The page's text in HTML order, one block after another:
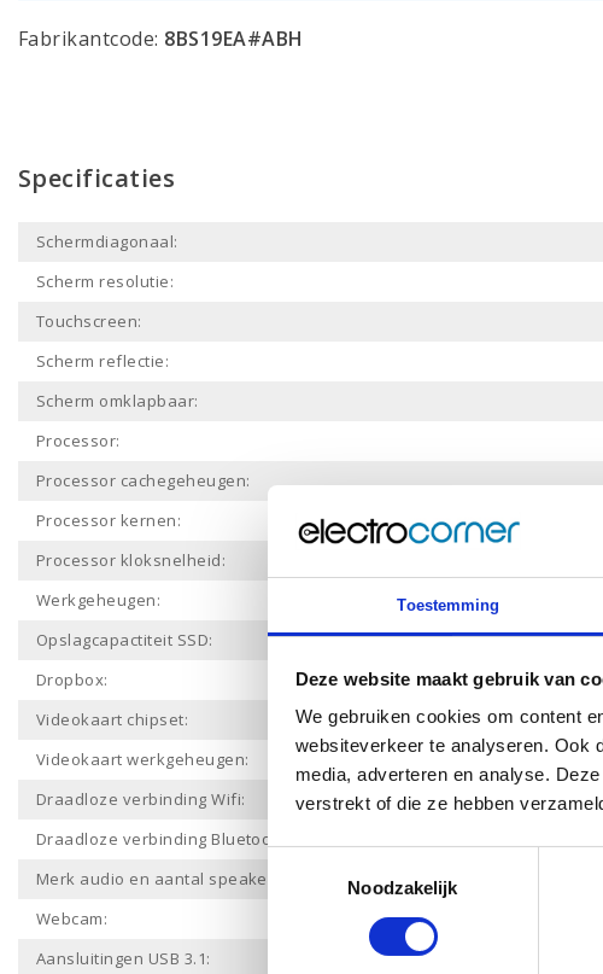
Toestemming
Deze website maakt gebruik van
We gebruiken cookies om content
websiteverkeer te analyseren. Ook
media, adverteren en analyse.
verstrekt of die ze hebben
Noodzakelijk
Fabrikantcode: 8BS19EA#ABH
Specificaties
Schermdiagonaal:
Scherm resolutie:
Touchscreen:
Scherm reflectie:
Scherm omklapbaar:
Processor:
Processor cachegeheugen:
Processor kernen:
Processor kloksnelheid:
Werkgeheugen:
Opslagcapactiteit SSD:
Dropbox:
Videokaart chipset:
Videokaart werkgeheugen:
Draadloze verbinding Wifi:
Draadloze verbinding Bluetooth:
Merk audio en aantal speakers:
Webcam:
Aansluitingen USB 3.1: